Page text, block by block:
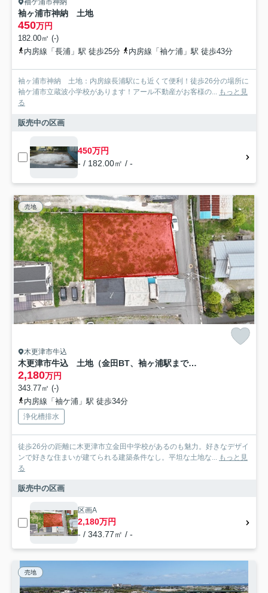
袖ケ浦市神納
袖ヶ浦市神納 土地
450万円
182.00㎡ (-)
内房線「長浦」駅 徒歩25分
内房線「袖ケ浦」駅 徒歩43分
袖ヶ浦市神納 土地：内房線長浦駅にも近くて便利！徒歩26分の場所に
袖ケ浦市立蔵波小学校があります！アール不動産がお客様の... もっと見
る
販売中の区画
450万円
- / 182.00㎡ / -
売地
木更津市牛込
木更津市牛込 土地（金田BT、袖ヶ浦駅まで平坦）
2,180万円
343.77㎡ (-)
内房線「袖ケ浦」駅 徒歩34分
浄化槽排水
徒歩26分の距離に木更津市立金田中学校があるのも魅力。好きなデザイ
ンで好きな住まいが建てられる建築条件なし。平坦な土地な... もっと見
る
販売中の区画
区画A
2,180万円
- / 343.77㎡ / -
売地